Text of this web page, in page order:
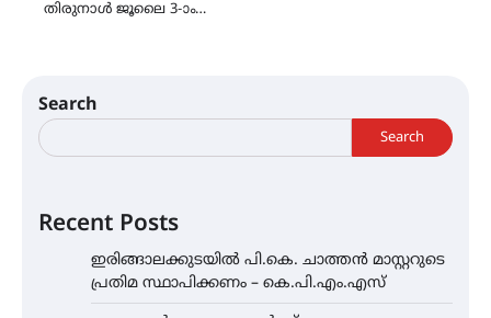
തിരുനാള്‍ ജൂലൈ 3-ാം…
Search
Search
Recent Posts
ഇരിങ്ങാലക്കുടയിൽ പി.കെ. ചാത്തൻ മാസ്റ്ററുടെ
പ്രതിമ സ്ഥാപിക്കണം – കെ.പി.എം.എസ്